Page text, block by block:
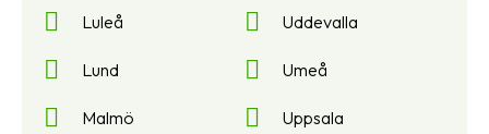
Luleå
Lund
Malmö
Uddevalla
Umeå
Uppsala